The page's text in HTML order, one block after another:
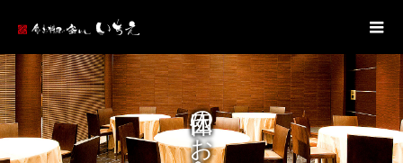
団体のお客様へ